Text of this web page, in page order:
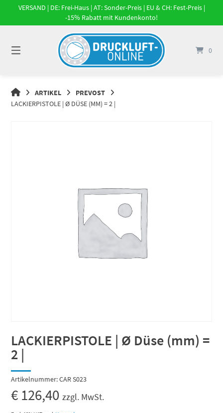
Springe
Inhalt
VERSAND | DE: Frei-Haus | AT: Sonder-Preis | EU & CH: Fest-Preis |
-15% Rabatt mit Kundenkonto!
0
DRUCKLUFT-
ONLINE
ARTIKEL
PREVOST
LACKIERPISTOLE | Ø DÜSE (MM) = 2 |
LACKIERPISTOLE | Ø Düse (mm) =
2 |
Artikelnummer:CAR S023
€ 126,40 zzgl. MwSt.